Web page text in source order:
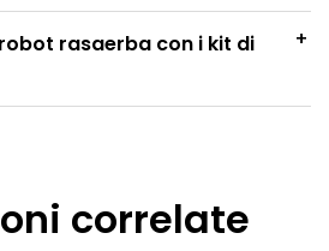
rasaerba con i kit di
+
correlate